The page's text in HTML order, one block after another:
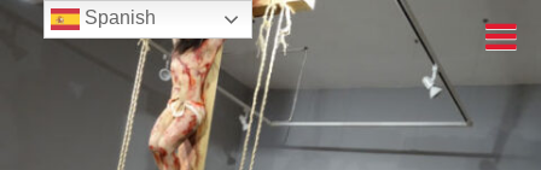
Spanish